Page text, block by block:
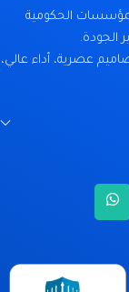
الحكومية
الجودة.
عصرية، أداء عالي،